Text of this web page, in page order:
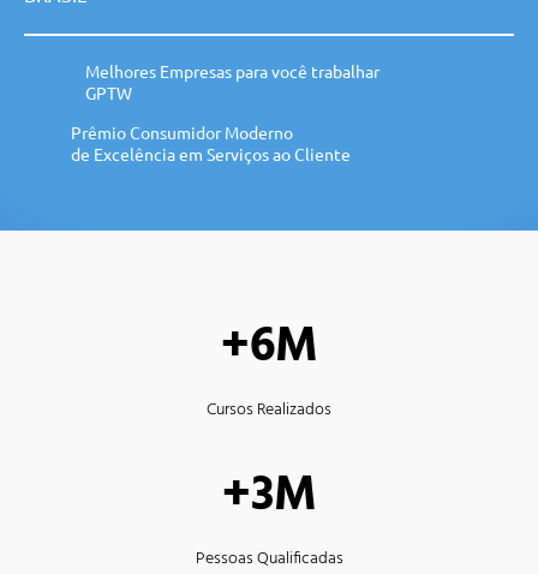
Melhores Empresas para você trabalhar
GPTW
Prêmio Consumidor Moderno
de Excelência em Serviços ao Cliente
+6M
Cursos Realizados
+3M
Pessoas Qualificadas